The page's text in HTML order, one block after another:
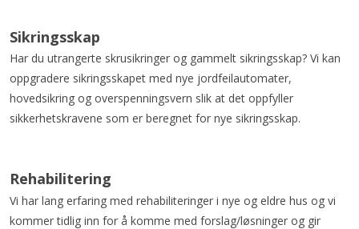
Sikringsskap
Har du utrangerte skrusikringer og gammelt sikringsskap? Vi kan
oppgradere sikringsskapet med nye jordfeilautomater,
hovedsikring og overspenningsvern slik at det oppfyller
sikkerhetskravene som er beregnet for nye sikringsskap.
Rehabilitering
Vi har lang erfaring med rehabiliteringer i nye og eldre hus og vi
kommer tidlig inn for å komme med forslag/løsninger og gir